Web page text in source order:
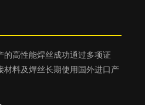
的高性能焊丝成功通过多项证
材料及焊丝长期使用国外进口产